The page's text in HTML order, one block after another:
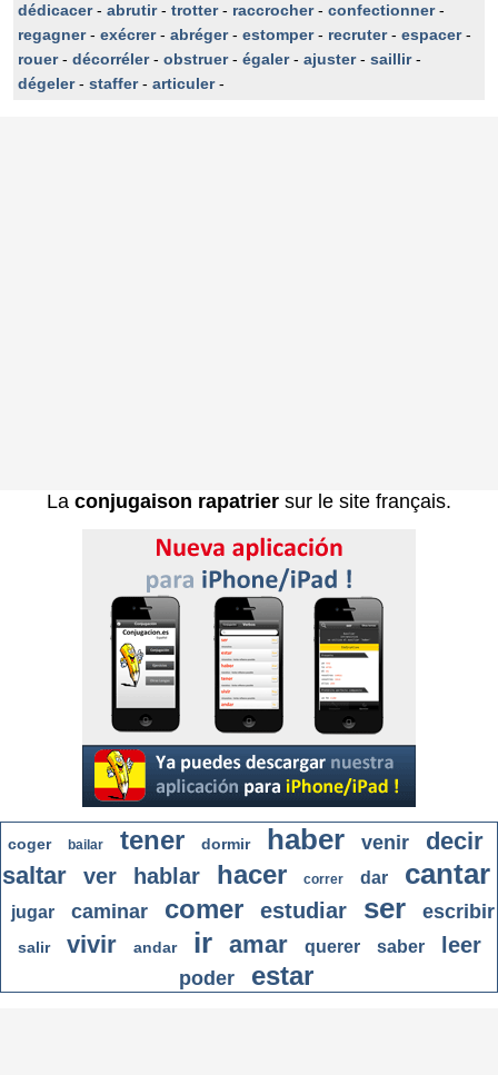
dédicacer- abrutir- trotter- raccrocher- confectionner-
regagner- exécrer- abréger- estomper- recruter- espacer-
rouer- décorréler- obstruer- égaler- ajuster- saillir-
dégeler- staffer- articuler-
La conjugaison rapatrier sur le site français.
coger bailar tener dormir haber venir
decir
saltar
ver hablar hacer correr dar cantar
jugar caminar comer estudiar ser escribir
salir vivir andar ir amar querer saber leer
poder estar